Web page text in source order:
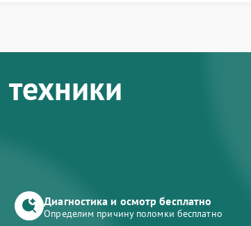
Диагностика и осмотр бесплатно
Определим причину поломки бесплатно